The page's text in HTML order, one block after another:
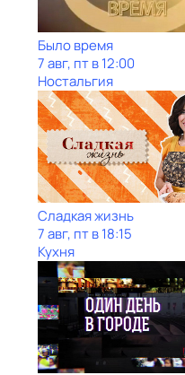
Было время
7 авг, пт в 12:00
Ностальгия
Сладкая жизнь
7 авг, пт в 18:15
Кухня